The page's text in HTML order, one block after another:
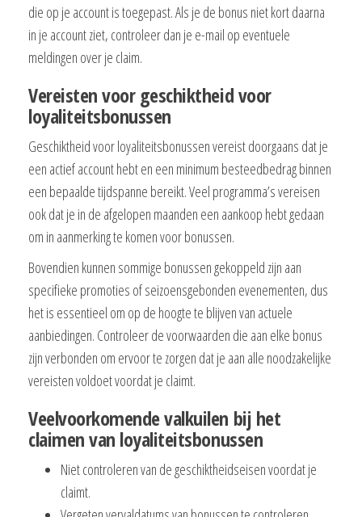
die op je account is toegepast. Als je de bonus niet kort daarna
in je account ziet, controleer dan je e-mail op eventuele
meldingen over je claim.
Vereisten voor geschiktheid voor
loyaliteitsbonussen
Geschiktheid voor loyaliteitsbonussen vereist doorgaans dat je
een actief account hebt en een minimum besteedbedrag binnen
een bepaalde tijdspanne bereikt. Veel programma’s vereisen
ook dat je in de afgelopen maanden een aankoop hebt gedaan
om in aanmerking te komen voor bonussen.
Bovendien kunnen sommige bonussen gekoppeld zijn aan
specifieke promoties of seizoensgebonden evenementen, dus
het is essentieel om op de hoogte te blijven van actuele
aanbiedingen. Controleer de voorwaarden die aan elke bonus
zijn verbonden om ervoor te zorgen dat je aan alle noodzakelijke
vereisten voldoet voordat je claimt.
Veelvoorkomende valkuilen bij het
claimen van loyaliteitsbonussen
Niet controleren van de geschiktheidseisen voordat je
claimt.